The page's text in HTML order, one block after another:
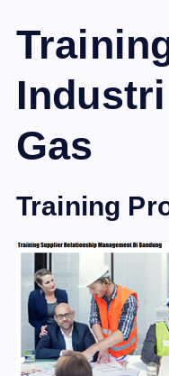
Gas
Training